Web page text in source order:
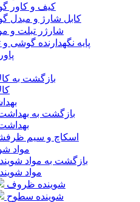
کیف و کاور
کابل شارژ و مبدل
شارژر تبلت و
پایه نگهدارنده گوشی و
بازگشت به
بازگشت به
اسکاچ و سیم
مواد
بازگشت به مواد
مواد
شوینده ظروف
شوینده سطوح